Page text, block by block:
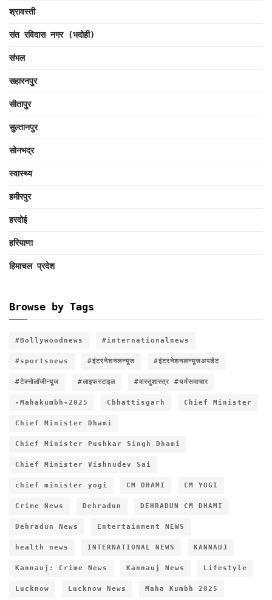
श्रावस्ती
संत रविदास नगर (भदोही)
संभल
सहारनपुर
सीतापुर
सुल्तानपुर
सोनभद्र
स्वास्थ्य
हमीरपुर
हरदोई
हरियाणा
हिमाचल प्रदेश
Browse by Tags
#Bollywoodnews #internationalnews
#sportsnews #इंटरनेशनलन्यूज #इंटरनेशनलन्यूजअपडेट
#टेक्नोलॉजीन्यूज #लाइफस्टाइल #वास्तुशास्त्र #धर्मसमाचार
-Mahakumbh-2025 Chhattisgarh Chief Minister
Chief Minister Dhami
Chief Minister Pushkar Singh Dhami
Chief Minister Vishnudev Sai
chief minister yogi CM DHAMI CM YOGI
Crime News Dehradun DEHRADUN CM DHAMI
Dehradun News Entertainment NEWS
health news INTERNATIONAL NEWS KANNAUJ
Kannauj: Crime News Kannauj News Lifestyle
Lucknow Lucknow News Maha Kumbh 2025